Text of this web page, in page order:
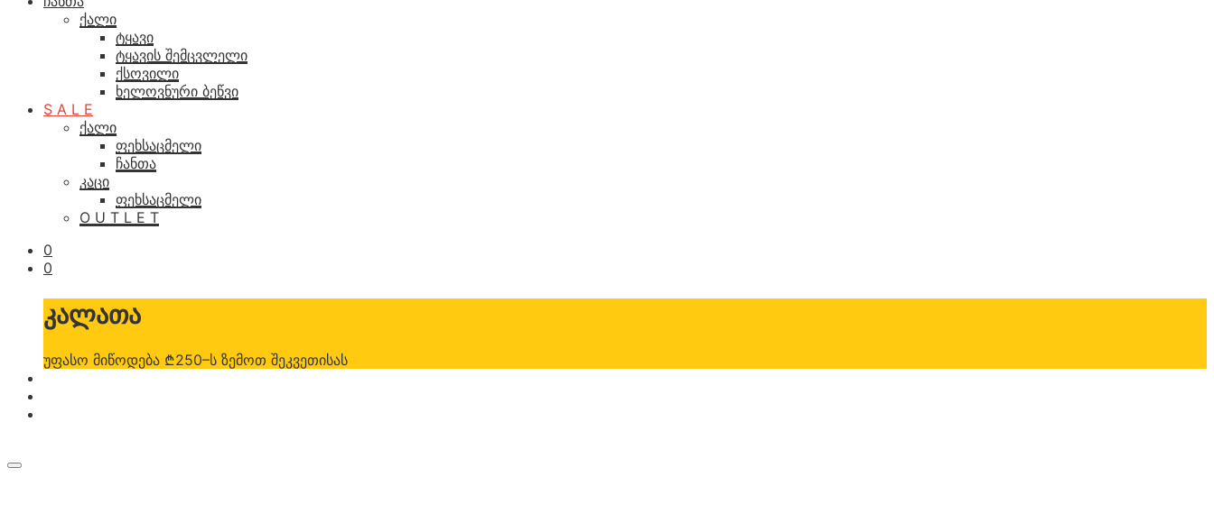
ქალი
ტყავი
ტყავის შემცვლელი
ქსოვილი
ხელოვნური ბეწვი
S A L E
ქალი
ფეხსაცმელი
ჩანთა
კაცი
ფეხსაცმელი
O U T L E T
0
0
კალათა
უფასო მიწოდება ₾250–ს ზემოთ შეკვეთისას